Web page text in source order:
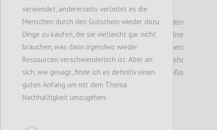
Möglichkeit,mit unterschiedlichen
Maßnahmen, die Sicherheit von Lieferketten
zu beeinflussen . Auch, wenn einzelne
Maßnahmen keinen großen Einfluss haben
können, sind sie gesamt gesehen
sehr
schwer vorherzusagen,könnenaber
große
Auswirkungen haben.
verwendet, andererseits verleitet es die
Menschen durch den Gutschein wieder dazu
Dinge zu kaufen, die sie vielleicht gar nicht
brauchen, was dann irgendwo wieder
Ressourcen verschwenderisch ist. Aber an
sich, wie gesagt, finde ich es definitiv einen
guten Anfang um mit dem Thema
Nachhaltigkeit umzugehen.